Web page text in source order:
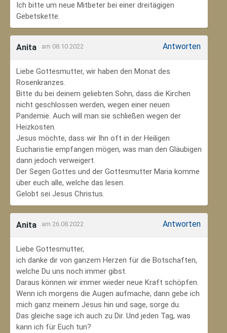
Ich bitte um neue Mitbeter bei einer dreitägigen
Gebetskette.
Anita am 08.10.2022 Antworten
Liebe Gottesmutter, wir haben den Monat des
Rosenkranzes.
Bitte du bei deinem geliebten Sohn, dass die Kirchen
nicht geschlossen werden, wegen einer neuen
Pandemie. Auch will man sie schließen wegen der
Heizkosten.
Jesus möchte, dass wir Ihn oft in der Heiligen
Eucharistie empfangen mögen, was man den Gläubigen
dann jedoch verweigert.
Der Segen Gottes und der Gottesmutter Maria komme
über euch alle, welche das lesen.
Gelobt sei Jesus Christus.
Anita am 26.08.2022 Antworten
Liebe Gottesmutter,
ich danke dir von ganzem Herzen für die Botschaften,
welche Du uns noch immer gibst.
Daraus können wir immer wieder neue Kraft schöpfen.
Wenn ich morgens die Augen aufmache, dann gebe ich
mich ganz meinem Jesus hin und sage, sorge du.
Das gleiche sage ich auch zu Dir. Und jeden Tag, was
kann ich für Euch tun?